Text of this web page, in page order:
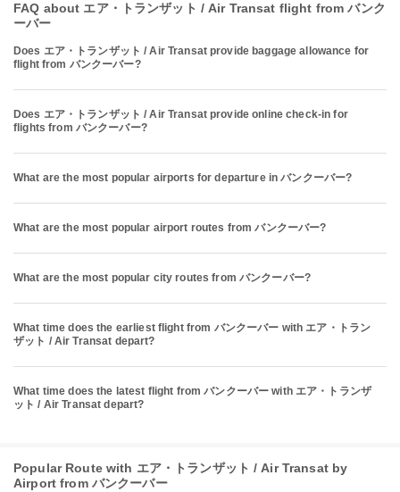
FAQ about エア・トランザット / Air Transat flight from バンク
ーバー
Does エア・トランザット / Air Transat provide baggage allowance for
flight from バンクーバー?
Does エア・トランザット / Air Transat provide online check-in for
flights from バンクーバー?
What are the most popular airports for departure in バンクーバー?
What are the most popular airport routes from バンクーバー?
What are the most popular city routes from バンクーバー?
What time does the earliest flight from バンクーバー with エア・トラン
ザット / Air Transat depart?
What time does the latest flight from バンクーバー with エア・トランザ
ット / Air Transat depart?
Popular Route with エア・トランザット / Air Transat by
Airport from バンクーバー